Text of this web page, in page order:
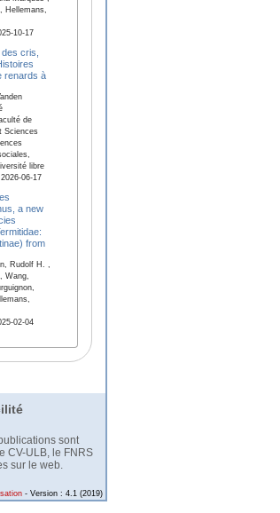
Hellemans,
10-17
cris,
renards à
de
Sciences
libre
06-17
a new
from
Rudolf H. ,
Wang,
02-04
sont
CV-ULB, le FNRS
sur le web.
- Version : 4.1 (2019)